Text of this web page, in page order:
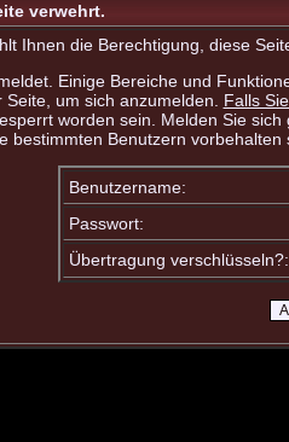
verwehrt.
Ihnen die Berechtigung, diese
Einige Bereiche und
um sich anzumelden. Falls
worden sein. Melden Sie
bestimmten Benutzern
Benutzername:
Passwort:
Übertragung verschlüsseln?: